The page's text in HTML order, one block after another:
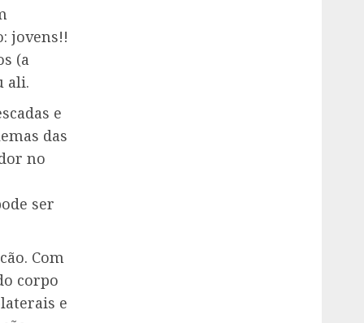
jovens!!
(a
ali.
e
das
no
ser
Com
corpo
e